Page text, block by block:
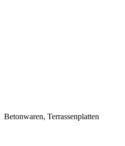
Betonwaren, Terrassenplatten